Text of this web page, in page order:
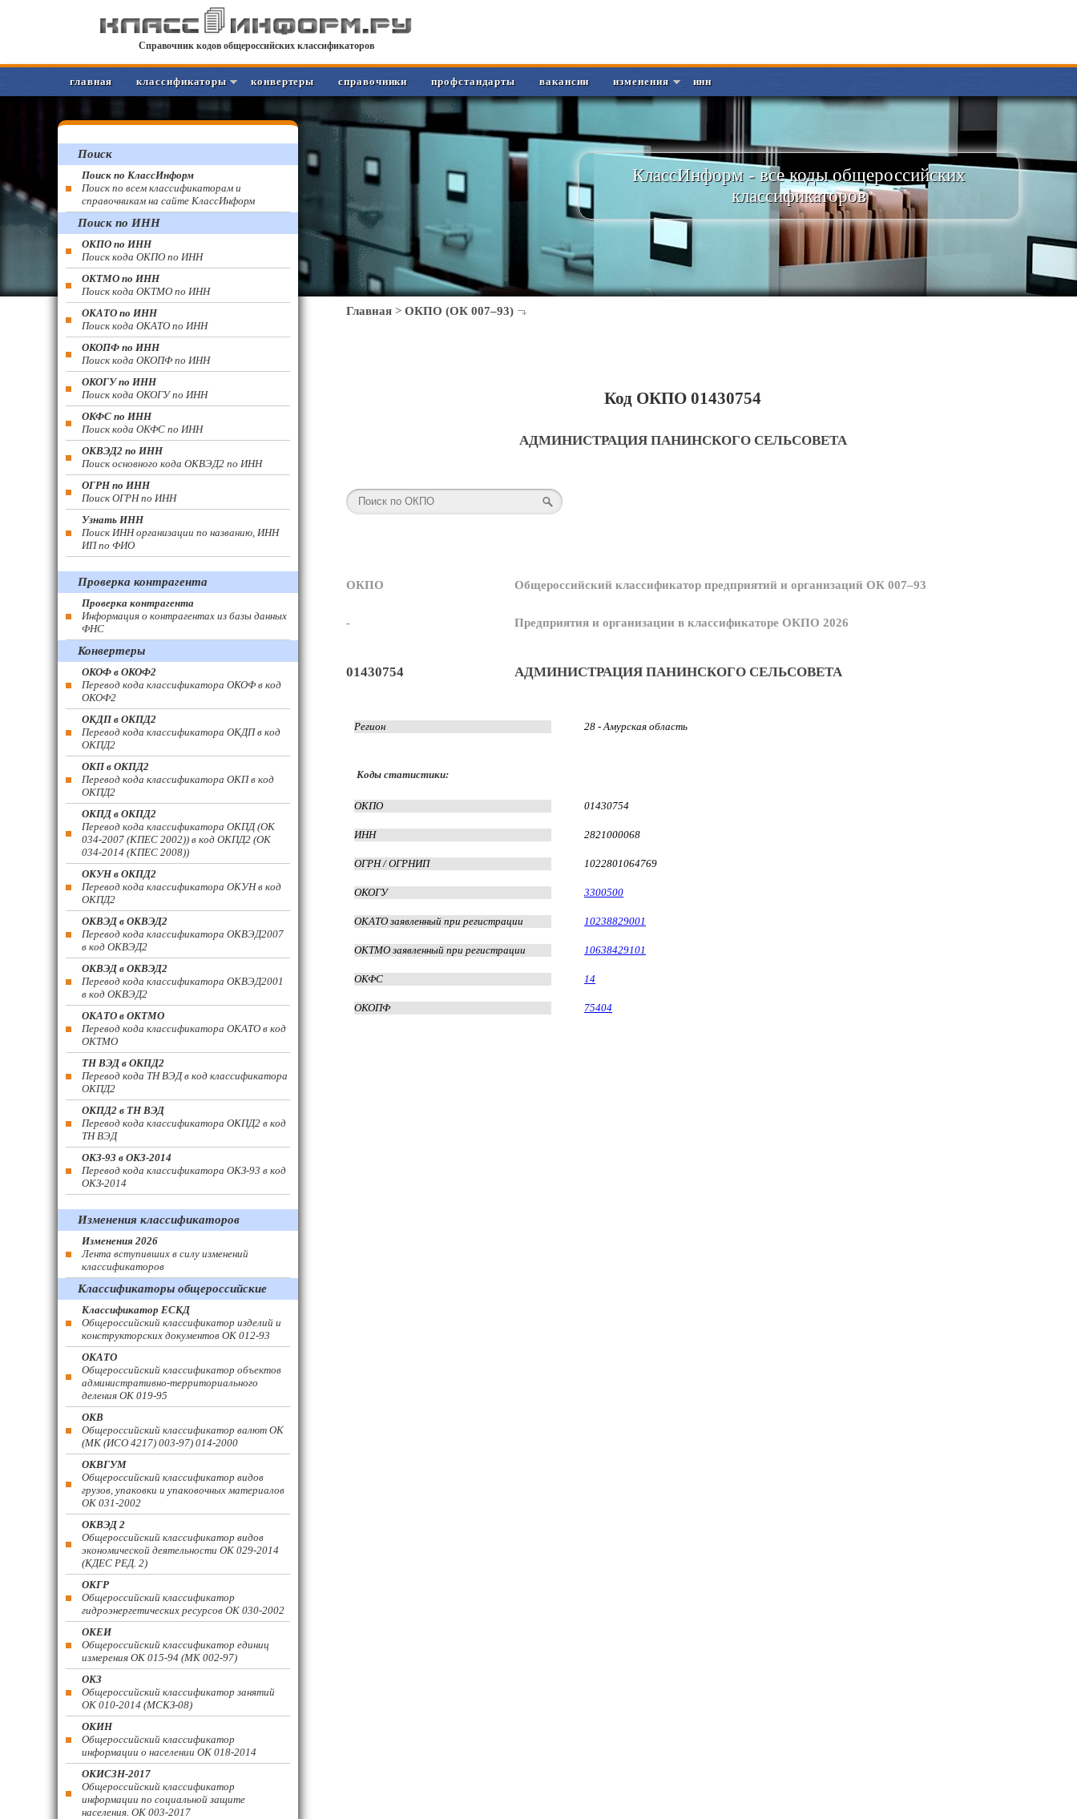
Справочник кодов общероссийских классификаторов
главная классификаторы конвертеры справочники профстандарты вакансии изменения инн
КлассИнформ - все коды общероссийских
классификаторов
Главная > ОКПО (ОК 007–93)
Код ОКПО 01430754
АДМИНИСТРАЦИЯ ПАНИНСКОГО СЕЛЬСОВЕТА
ОКПО Общероссийский классификатор предприятий и организаций ОК 007–93
- Предприятия и организации в классификаторе ОКПО 2026
01430754 АДМИНИСТРАЦИЯ ПАНИНСКОГО СЕЛЬСОВЕТА
Регион 28 - Амурская область
Коды статистики:
ОКПО 01430754
ИНН 2821000068
ОГРН / ОГРНИП 1022801064769
ОКОГУ 3300500
ОКАТО заявленный при регистрации 10238829001
ОКТМО заявленный при регистрации 10638429101
ОКФС 14
ОКОПФ 75404
Поиск
Поиск по КлассИнформ
Поиск по всем классификаторам и
справочникам на сайте КлассИнформ
Поиск по ИНН
ОКПО по ИНН
Поиск кода ОКПО по ИНН
ОКТМО по ИНН
Поиск кода ОКТМО по ИНН
ОКАТО по ИНН
Поиск кода ОКАТО по ИНН
ОКОПФ по ИНН
Поиск кода ОКОПФ по ИНН
ОКОГУ по ИНН
Поиск кода ОКОГУ по ИНН
ОКФС по ИНН
Поиск кода ОКФС по ИНН
ОКВЭД2 по ИНН
Поиск основного кода ОКВЭД2 по ИНН
ОГРН по ИНН
Поиск ОГРН по ИНН
Узнать ИНН
Поиск ИНН организации по названию, ИНН
ИП по ФИО
Проверка контрагента
Проверка контрагента
Информация о контрагентах из базы данных
ФНС
Конвертеры
ОКОФ в ОКОФ2
Перевод кода классификатора ОКОФ в код
ОКОФ2
ОКДП в ОКПД2
Перевод кода классификатора ОКДП в код
ОКПД2
ОКП в ОКПД2
Перевод кода классификатора ОКП в код
ОКПД2
ОКПД в ОКПД2
Перевод кода классификатора ОКПД (ОК
034-2007 (КПЕС 2002)) в код ОКПД2 (ОК
034-2014 (КПЕС 2008))
ОКУН в ОКПД2
Перевод кода классификатора ОКУН в код
ОКПД2
ОКВЭД в ОКВЭД2
Перевод кода классификатора ОКВЭД2007
в код ОКВЭД2
ОКВЭД в ОКВЭД2
Перевод кода классификатора ОКВЭД2001
в код ОКВЭД2
ОКАТО в ОКТМО
Перевод кода классификатора ОКАТО в код
ОКТМО
ТН ВЭД в ОКПД2
Перевод кода ТН ВЭД в код классификатора
ОКПД2
ОКПД2 в ТН ВЭД
Перевод кода классификатора ОКПД2 в код
ТН ВЭД
ОКЗ-93 в ОКЗ-2014
Перевод кода классификатора ОКЗ-93 в код
ОКЗ-2014
Изменения классификаторов
Изменения 2026
Лента вступивших в силу изменений
классификаторов
Классификаторы общероссийские
Классификатор ЕСКД
Общероссийский классификатор изделий и
конструкторских документов ОК 012-93
ОКАТО
Общероссийский классификатор объектов
административно-территориального
деления ОК 019-95
ОКВ
Общероссийский классификатор валют ОК
(МК (ИСО 4217) 003-97) 014-2000
ОКВГУМ
Общероссийский классификатор видов
грузов, упаковки и упаковочных материалов
ОК 031-2002
ОКВЭД 2
Общероссийский классификатор видов
экономической деятельности ОК 029-2014
(КДЕС РЕД. 2)
ОКГР
Общероссийский классификатор
гидроэнергетических ресурсов ОК 030-2002
ОКЕИ
Общероссийский классификатор единиц
измерения ОК 015-94 (МК 002-97)
ОКЗ
Общероссийский классификатор занятий
ОК 010-2014 (МСКЗ-08)
ОКИН
Общероссийский классификатор
информации о населении ОК 018-2014
ОКИСЗН-2017
Общероссийский классификатор
информации по социальной защите
населения. ОК 003-2017